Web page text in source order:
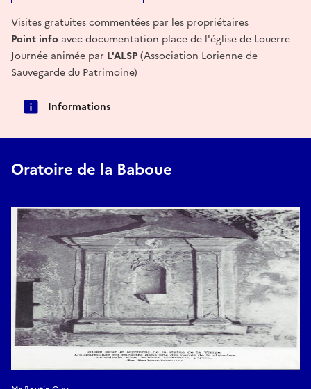
Visites gratuites commentées par les propriétaires
Point info avec documentation place de l'église de Louerre
Journée animée par L'ALSP(Association Lorienne de
Sauvegarde du Patrimoine)
Informations
Oratoire de la Baboue